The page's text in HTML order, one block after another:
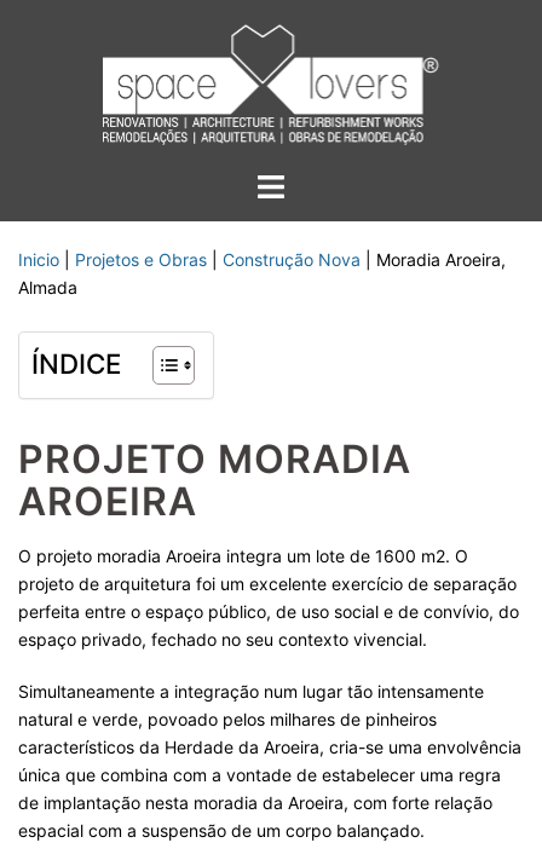
Alternar
Inicio Projetos e Obras Construção Nova
Moradia Aroeira,
Almada
ÍNDICE
PROJETO MORADIA
AROEIRA
O projeto moradia Aroeira integra um lote de 1600 m2. O
projeto de arquitetura foi um excelente exercício de separação
perfeita entre o espaço público, de uso social e de convívio, do
espaço privado, fechado no seu contexto vivencial.
Simultaneamente a integração num lugar tão intensamente
natural e verde, povoado pelos milhares de pinheiros
característicos da Herdade da Aroeira, cria-se uma envolvência
única que combina com a vontade de estabelecer uma regra
de implantação nesta moradia da Aroeira, com forte relação
espacial com a suspensão de um corpo balançado.